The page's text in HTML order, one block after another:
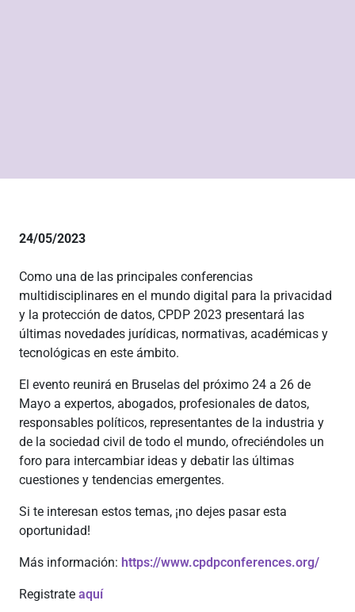
24/05/2023
Como una de las principales conferencias
multidisciplinares en el mundo digital para la privacidad
y la protección de datos, CPDP 2023 presentará las
últimas novedades jurídicas, normativas, académicas y
tecnológicas en este ámbito.
El evento reunirá en Bruselas del próximo 24 a 26 de
Mayo a expertos, abogados, profesionales de datos,
responsables políticos, representantes de la industria y
de la sociedad civil de todo el mundo, ofreciéndoles un
foro para intercambiar ideas y debatir las últimas
cuestiones y tendencias emergentes.
Si te interesan estos temas, ¡no dejes pasar esta
oportunidad!
Más información: https://www.cpdpconferences.org/
Registrate aquí